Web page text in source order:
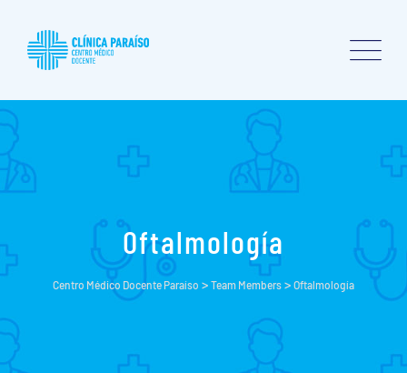
content
Oftalmología
Centro Médico Docente Paraíso > Team Members > Oftalmología